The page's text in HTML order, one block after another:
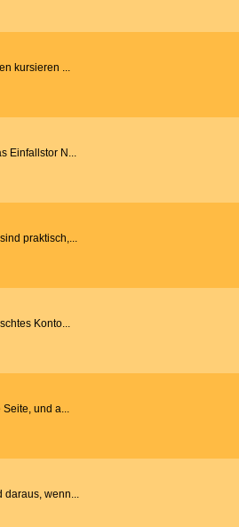
kursieren ...
Einfallstor N...
praktisch,...
Konto...
und a...
daraus, wenn...